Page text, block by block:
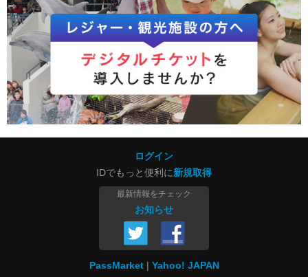
ログイン
IDでもっと便利に新規取得
最新情報をチェック
お知らせ
PassMarket Yahoo! JAPAN